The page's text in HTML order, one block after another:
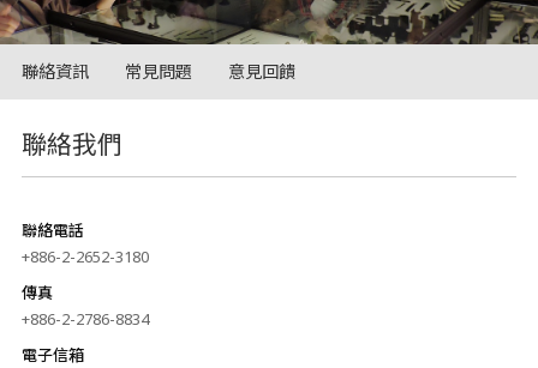
聯絡資訊 常見問題 意見回饋
聯絡我們
聯絡電話
+886-2-2652-3180
傳真
+886-2-2786-8834
電子信箱